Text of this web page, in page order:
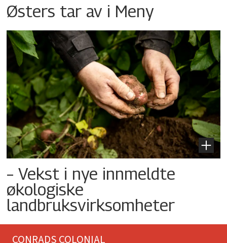
Østers tar av i Meny
– Vekst i nye innmeldte
økologiske
landbruksvirksomheter
CONRADS COLONIAL